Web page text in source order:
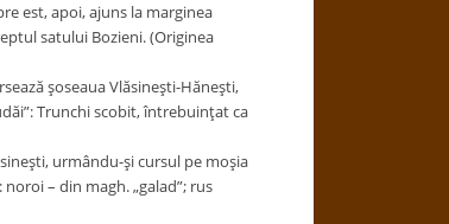
est, apoi, ajuns la marginea
satului Bozieni. (Originea
şoseaua Vlăsineşti-Hăneşti,
Trunchi scobit, întrebuinţat ca
urmându-şi cursul pe moşia
– din magh. „galad”; rus